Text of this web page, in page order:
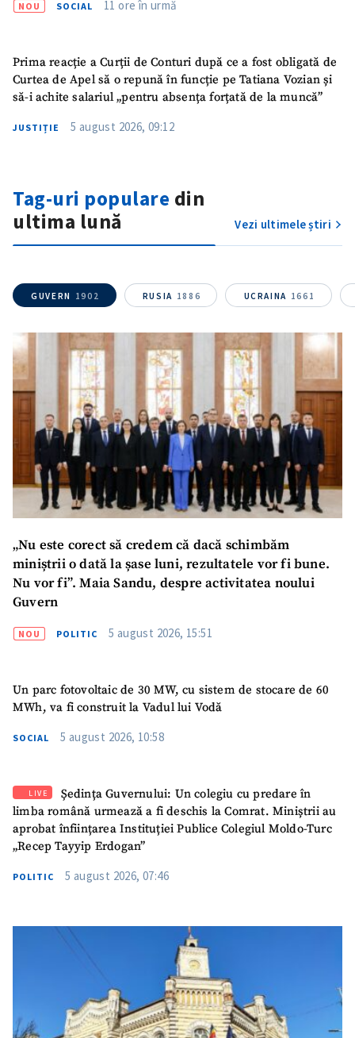
NOU SOCIAL 11 ore în urmă
Prima reacție a Curții de Conturi după ce a fost obligată de
Curtea de Apel să o repună în funcție pe Tatiana Vozian și
să-i achite salariul „pentru absența forțată de la muncă”
JUSTIȚIE 5 august 2026, 09:12
Tag-uri populare din
ultima lună
Vezi ultimele știri
GUVERN 1902 RUSIA 1886 UCRAINA 1661
„Nu este corect să credem că dacă schimbăm
miniștrii o dată la șase luni, rezultatele vor fi bune.
Nu vor fi”. Maia Sandu, despre activitatea noului
Guvern
NOU POLITIC 5 august 2026, 15:51
Un parc fotovoltaic de 30 MW, cu sistem de stocare de 60
MWh, va fi construit la Vadul lui Vodă
SOCIAL 5 august 2026, 10:58
LIVE
Ședința Guvernului: Un colegiu cu predare în
limba română urmează a fi deschis la Comrat. Miniștrii au
aprobat înființarea Instituției Publice Colegiul Moldo-Turc
„Recep Tayyip Erdogan”
POLITIC 5 august 2026, 07:46
Telefon
+ Telefon personal
Am citit și sunt de
acord cupolitica de
confidențialitate